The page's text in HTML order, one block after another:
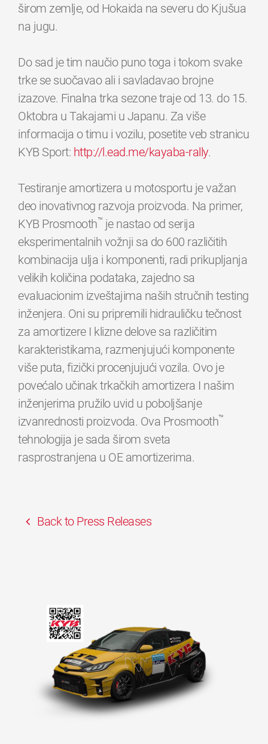
širom zemlje, od Hokaida na severu do Kjušua
na jugu.
Do sad je tim naučio puno toga i tokom svake
trke se suočavao ali i savladavao brojne
izazove. Finalna trka sezone traje od 13. do 15.
Oktobra u Takajami u Japanu. Za više
informacija o timu i vozilu, posetite veb stranicu
KYB Sport: http://l.ead.me/kayaba-rally.
Testiranje amortizera u motosportu je važan
deo inovativnog razvoja proizvoda. Na primer,
KYB Prosmooth™ je nastao od serija
eksperimentalnih vožnji sa do 600 različitih
kombinacija ulja i komponenti, radi prikupljanja
velikih količina podataka, zajedno sa
evaluacionim izveštajima naših stručnih testing
inženjera. Oni su pripremili hidrauličku tečnost
za amortizere I klizne delove sa različitim
karakteristikama, razmenjujući komponente
više puta, fizički procenjujući vozila. Ovo je
povećalo učinak trkačkih amortizera I našim
inženjerima pružilo uvid u poboljšanje
izvanrednosti proizvoda. Ova Prosmooth™
tehnologija je sada širom sveta
rasprostranjena u OE amortizerima.
Back to Press Releases